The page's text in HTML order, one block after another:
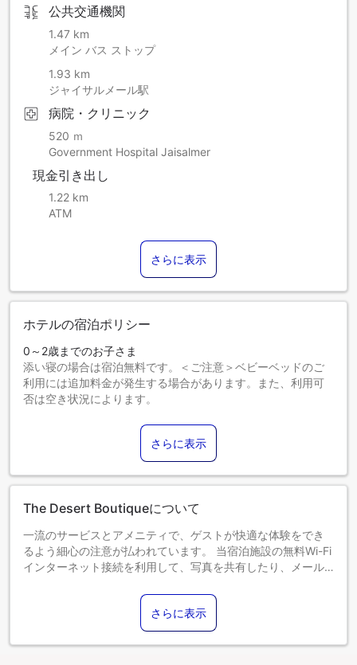
公共交通機関
1.47 km
メイン バス ストップ
1.93 km
ジャイサルメール駅
病院・クリニック
520 ｍ
Government Hospital Jaisalmer
現金引き出し
1.22 km
ATM
さらに表示
ホテルの宿泊ポリシー
0～2歳までのお子さま
添い寝の場合は宿泊無料です。＜ご注意＞ベビーベッドのご
利用には追加料金が発生する場合があります。また、利用可
否は空き状況によります。
添い寝の場合は宿泊無料です。
13歳以上のゲストは大人とみなされます。
エキストラベッドの追加可否は、お部屋タイプにより異なり
ます。各部屋タイプ欄の記載をご確認ください。
さらに表示
The Desert Boutiqueについて
一流のサービスとアメニティで、ゲストが快適な体験をでき
るよう細心の注意が払われています。 当宿泊施設の無料Wi-Fi
インターネット接続を利用して、写真を共有したり、メール
は、ご到着前に当宿泊施設にて手配いたします。当宿泊施設
で提供される送迎サービスを利用すれば、ジャイサルメール
観光がさらに手軽になります。自家用車でお越しのお客様に
は、無料駐車場をご用意しています。当宿泊施設では、コン
さらに表示